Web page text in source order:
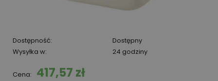
Dostępność:
Dostępny
Wysyłka w:
24 godziny
Cena: 417,57 zł